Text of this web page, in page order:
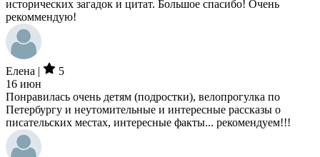
исторических загадок и цитат. Большое спасибо! Очень
рекоммендую!
Елена |
5
16 июн
Понравилась очень детям (подростки), велопрогулка по
Петербургу и неутомительные и интересные рассказы о
писательских местах, интересные факты... рекомендуем!!!